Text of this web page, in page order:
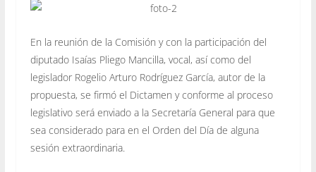
En la reunión de la Comisión y con la participación del
diputado Isaías Pliego Mancilla, vocal, así como del
legislador Rogelio Arturo Rodríguez García, autor de la
propuesta, se firmó el Dictamen y conforme al proceso
legislativo será enviado a la Secretaría General para que
sea considerado para en el Orden del Día de alguna
sesión extraordinaria.